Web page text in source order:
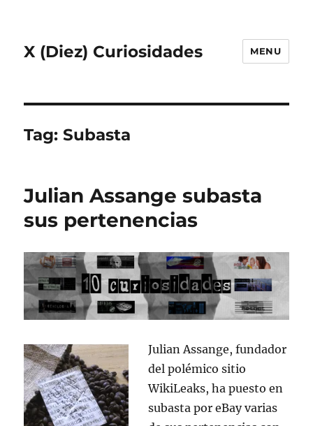
X (Diez) Curiosidades MENU
Tag:Subasta
Julian Assange subasta
sus pertenencias
Julian Assange, fundador
del polémico sitio
WikiLeaks, ha puesto en
subasta por eBay varias